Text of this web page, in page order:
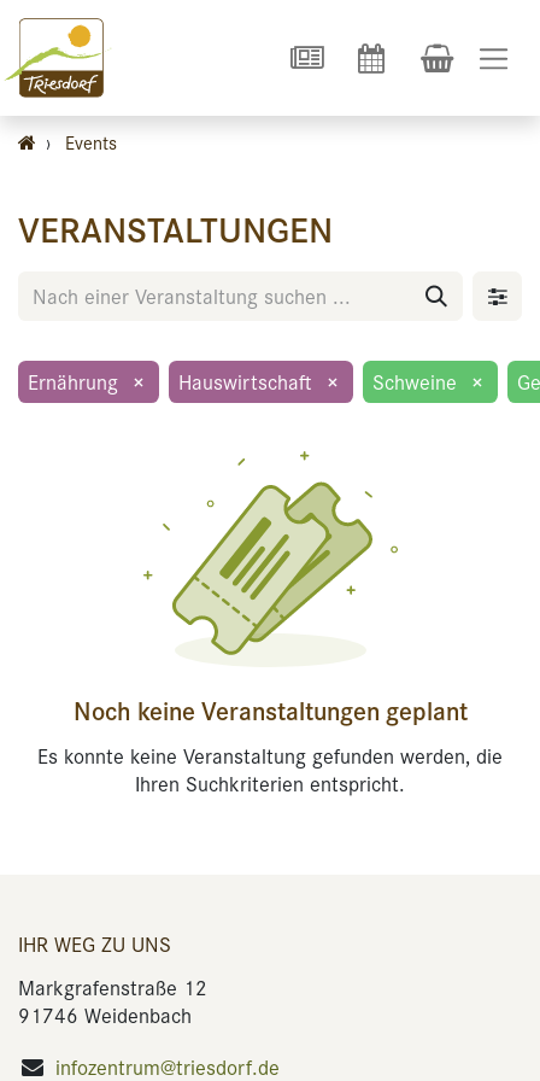
› Events
VERANSTALTUNGEN
Ernährung × Hauswirtschaft × Schweine ×
Noch keine Veranstaltungen geplant
Es konnte keine Veranstaltung gefunden werden, die
Ihren Suchkriterien entspricht.
IHR WEG ZU UNS
Markgrafenstraße 12
91746 Weidenbach
infozentrum@triesdorf.de